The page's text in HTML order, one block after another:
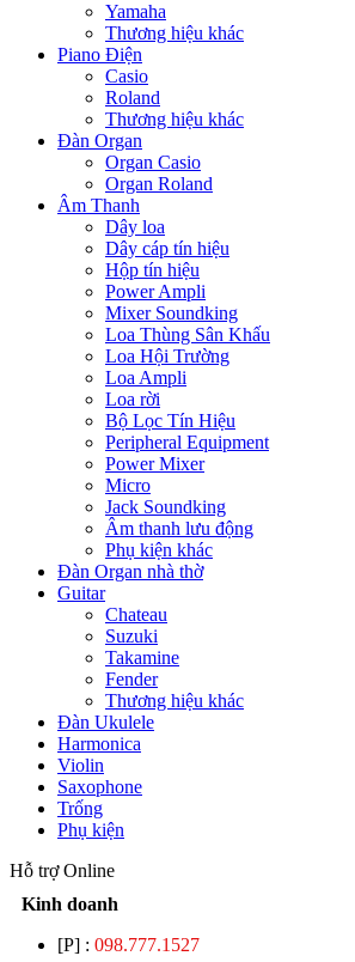
Yamaha
Thương hiệu khác
Piano Điện
Casio
Roland
Thương hiệu khác
Đàn Organ
Organ Casio
Organ Roland
Âm Thanh
Dây loa
Dây cáp tín hiệu
Hộp tín hiệu
Power Ampli
Mixer Soundking
Loa Thùng Sân Khấu
Loa Hội Trường
Loa Ampli
Loa rời
Bộ Lọc Tín Hiệu
Peripheral Equipment
Power Mixer
Micro
Jack Soundking
Âm thanh lưu động
Phụ kiện khác
Đàn Organ nhà thờ
Guitar
Chateau
Suzuki
Takamine
Fender
Thương hiệu khác
Đàn Ukulele
Harmonica
Violin
Saxophone
Trống
Phụ kiện
Hỗ trợ Online
Kinh doanh
[P] : 098.777.1527